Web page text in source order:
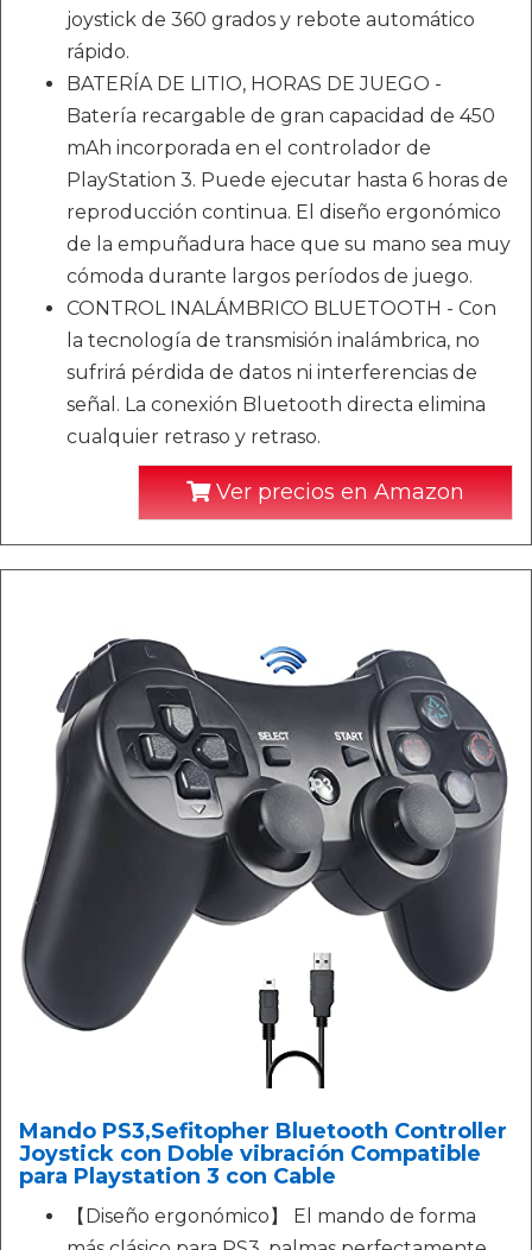
joystick de 360 ​​grados y rebote automático
rápido.
BATERÍA DE LITIO, HORAS DE JUEGO -
Batería recargable de gran capacidad de 450
mAh incorporada en el controlador de
PlayStation 3. Puede ejecutar hasta 6 horas de
reproducción continua. El diseño ergonómico
de la empuñadura hace que su mano sea muy
cómoda durante largos períodos de juego.
CONTROL INALÁMBRICO BLUETOOTH - Con
la tecnología de transmisión inalámbrica, no
sufrirá pérdida de datos ni interferencias de
señal. La conexión Bluetooth directa elimina
cualquier retraso y retraso.
Ver precios en Amazon
Mando PS3,Sefitopher Bluetooth Controller
Joystick con Doble vibración Compatible
para Playstation 3 con Cable
【Diseño ergonómico】 El mando de forma